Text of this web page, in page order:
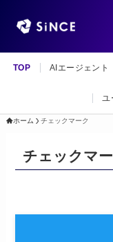
TOP AIエージェント
ユ
ホーム チェックマーク
チェックマ